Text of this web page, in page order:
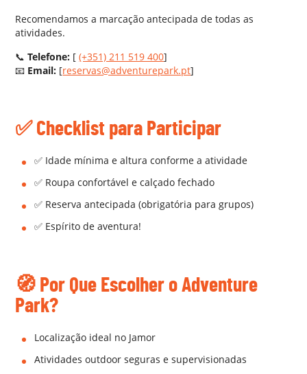
Recomendamos a marcação antecipada de todas as
atividades.
📞Telefone: [(+351) 211 519 400]
📧 Email: [reservas@adventurepark.pt]
✅Checklist para Participar
✅ Idade mínima e altura conforme a atividade
✅ Roupa confortável e calçado fechado
✅ Reserva antecipada (obrigatória para grupos)
✅ Espírito de aventura!
🧭 Por Que Escolher o Adventure
Park?
Localização ideal no Jamor
Atividades outdoor seguras e supervisionadas